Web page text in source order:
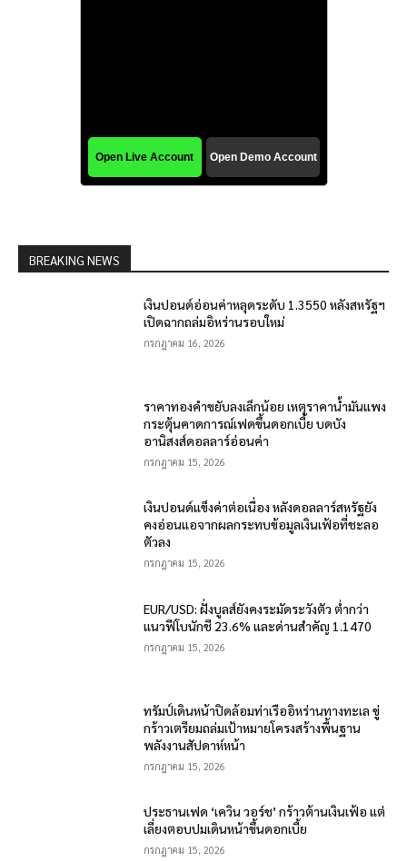
BREAKING NEWS
เงินปอนด์อ่อนค่าหลุดระดับ 1.3550 หลังสหรัฐฯ
เปิดฉากถล่มอิหร่านรอบใหม่
กรกฎาคม 16, 2026
ราคาทองคำขยับลงเล็กน้อย เหตุราคาน้ำมันแพง
กระตุ้นคาดการณ์เฟดขึ้นดอกเบี้ย บดบัง
อานิสงส์ดอลลาร์อ่อนค่า
กรกฎาคม 15, 2026
เงินปอนด์แข็งค่าต่อเนื่อง หลังดอลลาร์สหรัฐยัง
คงอ่อนแอจากผลกระทบข้อมูลเงินเฟ้อที่ชะลอ
ตัวลง
กรกฎาคม 15, 2026
EUR/USD: ฝั่งบูลส์ยังคงระมัดระวังตัว ต่ำกว่า
แนวฟีโบนักชี 23.6% และด่านสำคัญ 1.1470
กรกฎาคม 15, 2026
ทรัมป์เดินหน้าปิดล้อมท่าเรืออิหร่านทางทะเล ขู่
กร้าวเตรียมถล่มเป้าหมายโครงสร้างพื้นฐาน
พลังงานสัปดาห์หน้า
กรกฎาคม 15, 2026
ประธานเฟด ‘เควิน วอร์ช’ กร้าวต้านเงินเฟ้อ แต่
เลี่ยงตอบปมเดินหน้าขึ้นดอกเบี้ย
กรกฎาคม 15, 2026